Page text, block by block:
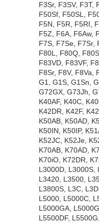
F3Sr, F3SV, F3T,
F50Sf, F50SL,
F5N, F5R, F5RI,
F5Z, F6A, F6Aw,
F7S, F7Se, F7Sr,
F80L, F80Q,
F83VD, F83VF,
F8Sr, F8V, F8Va,
G1, G1S, G1Sn,
G72GX, G73Jh,
K40AF, K40C,
K42DR, K42F,
K50AB, K50AD,
K50IN, K50IP,
K52JC, K52Je,
K70AB, K70AD,
K70iO, K72DR,
L3000D, L3000S,
L3420, L3500,
L3800S, L3C,
L5000, L5000C,
L5000GA,
L5500DF,